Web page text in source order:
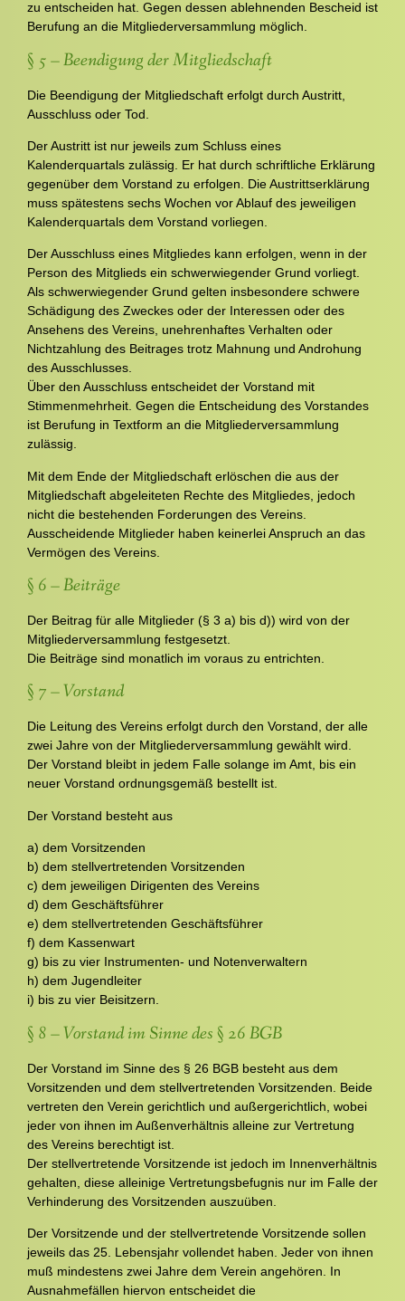
zu entscheiden hat. Gegen dessen ablehnenden Bescheid ist
Berufung an die Mitgliederversammlung möglich.
§ 5 – Beendigung der Mitgliedschaft
Die Beendigung der Mitgliedschaft erfolgt durch Austritt,
Ausschluss oder Tod.
Der Austritt ist nur jeweils zum Schluss eines
Kalenderquartals zulässig. Er hat durch schriftliche Erklärung
gegenüber dem Vorstand zu erfolgen. Die Austrittserklärung
muss spätestens sechs Wochen vor Ablauf des jeweiligen
Kalenderquartals dem Vorstand vorliegen.
Der Ausschluss eines Mitgliedes kann erfolgen, wenn in der
Person des Mitglieds ein schwerwiegender Grund vorliegt.
Als schwerwiegender Grund gelten insbesondere schwere
Schädigung des Zweckes oder der Interessen oder des
Ansehens des Vereins, unehrenhaftes Verhalten oder
Nichtzahlung des Beitrages trotz Mahnung und Androhung
des Ausschlusses.
Über den Ausschluss entscheidet der Vorstand mit
Stimmenmehrheit. Gegen die Entscheidung des Vorstandes
ist Berufung in Textform an die Mitgliederversammlung
zulässig.
Mit dem Ende der Mitgliedschaft erlöschen die aus der
Mitgliedschaft abgeleiteten Rechte des Mitgliedes, jedoch
nicht die bestehenden Forderungen des Vereins.
Ausscheidende Mitglieder haben keinerlei Anspruch an das
Vermögen des Vereins.
§ 6 – Beiträge
Der Beitrag für alle Mitglieder (§ 3 a) bis d)) wird von der
Mitgliederversammlung festgesetzt.
Die Beiträge sind monatlich im voraus zu entrichten.
§ 7 – Vorstand
Die Leitung des Vereins erfolgt durch den Vorstand, der alle
zwei Jahre von der Mitgliederversammlung gewählt wird.
Der Vorstand bleibt in jedem Falle solange im Amt, bis ein
neuer Vorstand ordnungsgemäß bestellt ist.
Der Vorstand besteht aus
a) dem Vorsitzenden
b) dem stellvertretenden Vorsitzenden
c) dem jeweiligen Dirigenten des Vereins
d) dem Geschäftsführer
e) dem stellvertretenden Geschäftsführer
f) dem Kassenwart
g) bis zu vier Instrumenten- und Notenverwaltern
h) dem Jugendleiter
i) bis zu vier Beisitzern.
§ 8 – Vorstand im Sinne des § 26 BGB
Der Vorstand im Sinne des § 26 BGB besteht aus dem
Vorsitzenden und dem stellvertretenden Vorsitzenden. Beide
vertreten den Verein gerichtlich und außergerichtlich, wobei
jeder von ihnen im Außenverhältnis alleine zur Vertretung
des Vereins berechtigt ist.
Der stellvertretende Vorsitzende ist jedoch im Innenverhältnis
gehalten, diese alleinige Vertretungsbefugnis nur im Falle der
Verhinderung des Vorsitzenden auszuüben.
Der Vorsitzende und der stellvertretende Vorsitzende sollen
jeweils das 25. Lebensjahr vollendet haben. Jeder von ihnen
muß mindestens zwei Jahre dem Verein angehören. In
Ausnahmefällen hiervon entscheidet die